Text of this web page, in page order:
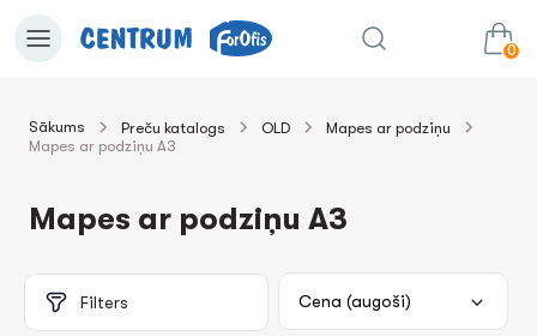
0
uz grozu
Sākums Preču katalogs OLD
Mapes ar podziņu
Mapes ar podziņu A3
Mapes ar podziņu A3
Filters